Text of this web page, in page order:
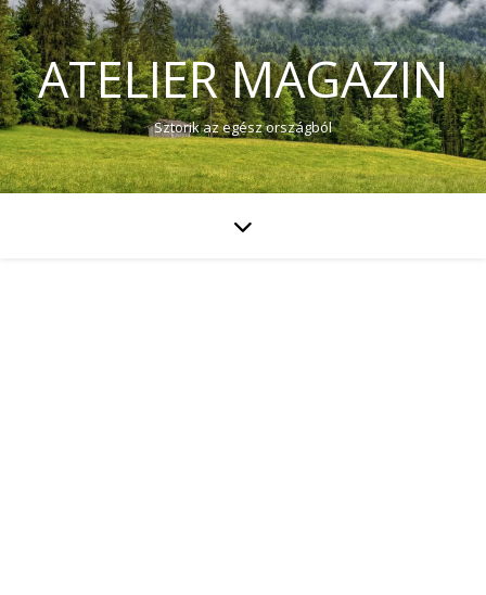
ATELIER MAGAZIN
Sztorik az egész országból